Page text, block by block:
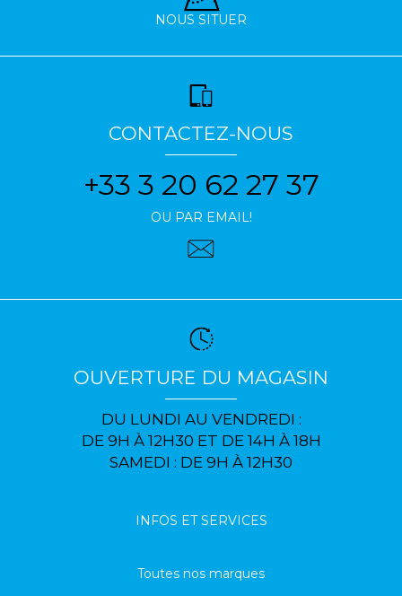
NOUS SITUER
CONTACTEZ-NOUS
+33 3 20 62 27 37
OU PAR EMAIL!
OUVERTURE DU MAGASIN
DU LUNDI AU VENDREDI :
DE 9H À 12H30 ET DE 14H À 18H
SAMEDI : DE 9H À 12H30
INFOS ET SERVICES
Toutes nos marques